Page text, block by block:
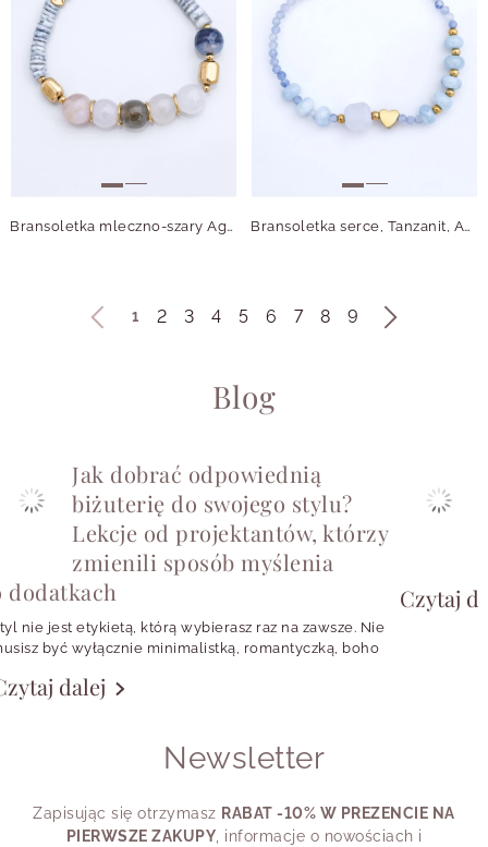
Bransoletka mleczno-szary Agat, Muszla, stal pozłacana S115068Z00 Bransoletka serce, Tanzanit, Agat, stal pozłacana S115015Z00
1 2 3 4 5 6 7 8 9
Blog
Jak dobrać odpowiednią
biżuterię do swojego stylu?
Lekcje od projektantów, którzy
zmienili sposób myślenia
dodatkach
nie jest etykietą, którą wybierasz raz na zawsze. Nie
być wyłącznie minimalistką, romantyczką, boho
wyglądać spokojnie i czysto, drugiego
stylu?” warto zadać trochę inaczej: “Co chcę
powiedzieć detalem?”.
dalej
Czytaj
Newsletter
Zapisując się otrzymasz RABAT -10% W PREZENCIE NA
PIERWSZE ZAKUPY, informacje o nowościach i